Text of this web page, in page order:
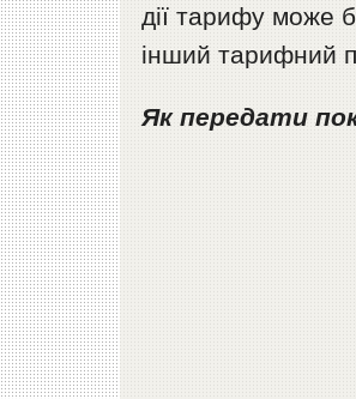
дії тарифу може
інший тарифний
Як передати